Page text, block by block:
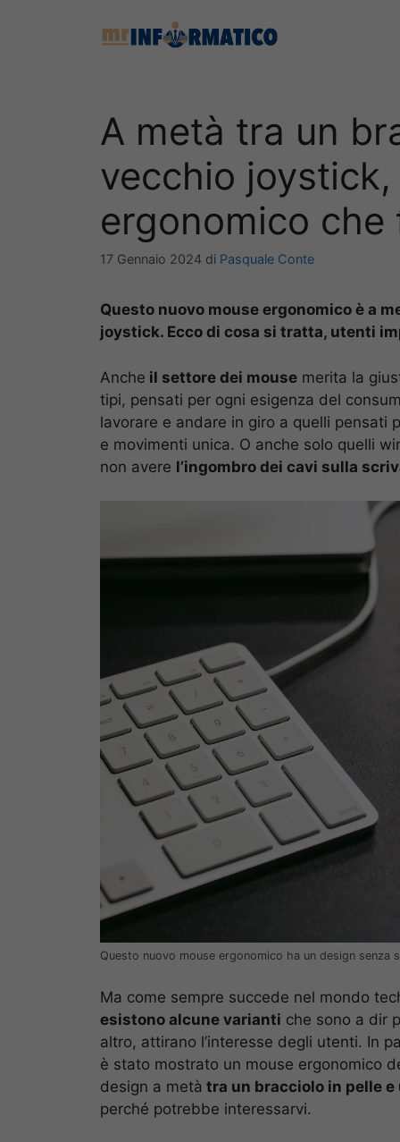
A metà tra un
vecchio
ergonomico
17 Gennaio 2024 di Pasquale Conte
Questo nuovo mouse ergonomico è a
joystick. Ecco di cosa si tratta, utenti
Anche il settore dei mouse merita la
tipi, pensati per ogni esigenza del
lavorare e andare in giro a quelli pensati
e movimenti unica. O anche solo quelli
non avere l’ingombro dei cavi sulla
Questo nuovo mouse ergonomico ha un design senza
Ma come sempre succede nel mondo
esistono alcune varianti che sono a dir
altro, attirano l’interesse degli utenti. In
è stato mostrato un mouse ergonomico
design a metà tra un bracciolo in pelle
perché potrebbe interessarvi.